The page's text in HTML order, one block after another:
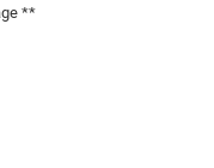
**